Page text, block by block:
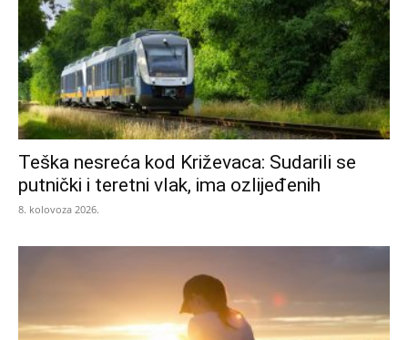
Teška nesreća kod Križevaca: Sudarili se
putnički i teretni vlak, ima ozlijeđenih
8. kolovoza 2026.